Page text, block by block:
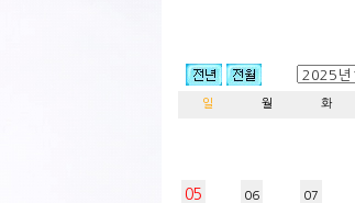
일 월 화
05 06 07